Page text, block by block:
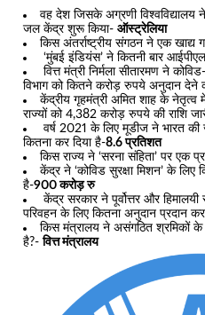
वह देश जिसके अग्रणी
जल केंद्र शुरू किया-ऑस्ट्रेलिया
किस अंतर्राष्ट्रीय संगठन ने एक
‘मुंबई इंडियंस’ ने कितनी बार
वित्त मंत्री निर्मला सीतारमण ने
विभाग को कितने करोड़ रुपये अनुदान देने
केंद्रीय गृहमंत्री अमित शाह के नेतृत्व
राज्यों को 4,382 करोड़ रुपये की राशि
वर्ष 2021 के लिए मूडीज ने भारत की
कितना कर दिया है-8.6 प्रतिशत
किस राज्य ने ‘सरना संहिता’ पर एक
केंद्र ने ‘कोविड सुरक्षा मिशन’ के लिए
है-900 करोड़ रु
केंद्र सरकार ने पूर्वोत्तर और
परिवहन के लिए कितना अनुदान प्रदान
किस मंत्रालय ने असंगठित श्रमिकों के
है?-वित्त मंत्रालय